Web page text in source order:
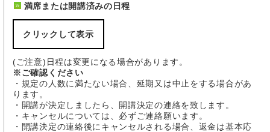
満席または開講済みの日程
クリックして表示
(ご注意)日程は変更になる場合があります。
※ご確認ください
・規定の人数に満たない場合、延期又は中止をする場合があ
ります。
・開講が決定しましたら、開講決定の連絡を致します。
・キャンセルについては、必ずご連絡願います。
・開講決定の連絡後にキャンセルされる場合、返金は基本応